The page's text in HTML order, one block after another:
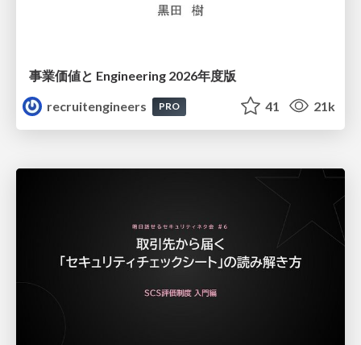
事業価値と Engineering 2026年度版
recruitengineers
PRO 41 21k